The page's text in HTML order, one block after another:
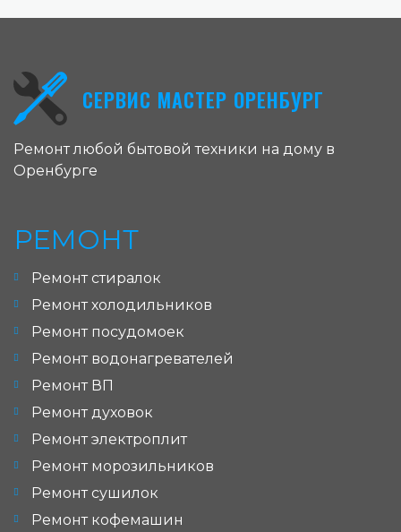
СЕРВИС МАСТЕР ОРЕНБУРГ
Ремонт любой бытовой техники на дому в
Оренбурге
РЕМОНТ
Ремонт стиралок
Ремонт холодильников
Ремонт посудомоек
Ремонт водонагревателей
Ремонт ВП
Ремонт духовок
Ремонт электроплит
Ремонт морозильников
Ремонт сушилок
Ремонт кофемашин